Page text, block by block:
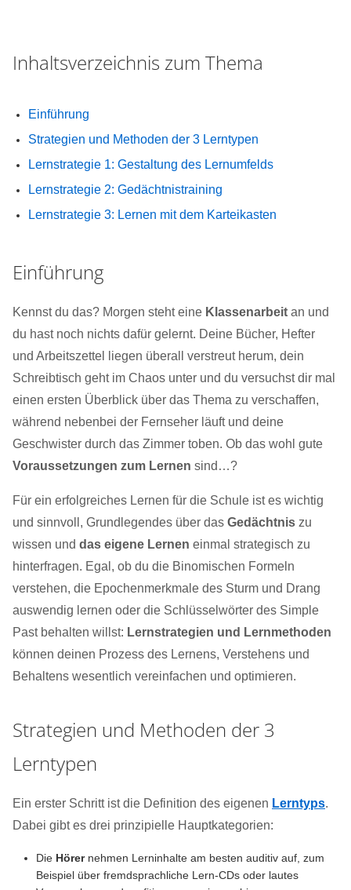
Inhaltsverzeichnis zum Thema
Einführung
Strategien und Methoden der 3 Lerntypen
Lernstrategie 1: Gestaltung des Lernumfelds
Lernstrategie 2: Gedächtnistraining
Lernstrategie 3: Lernen mit dem Karteikasten
Einführung
Kennst du das? Morgen steht eine Klassenarbeit an und
du hast noch nichts dafür gelernt. Deine Bücher, Hefter
und Arbeitszettel liegen überall verstreut herum, dein
Schreibtisch geht im Chaos unter und du versuchst dir mal
einen ersten Überblick über das Thema zu verschaffen,
während nebenbei der Fernseher läuft und deine
Geschwister durch das Zimmer toben. Ob das wohl gute
Voraussetzungen zum Lernen sind…?
Für ein erfolgreiches Lernen für die Schule ist es wichtig
und sinnvoll, Grundlegendes über das Gedächtnis zu
wissen und das eigene Lernen einmal strategisch zu
hinterfragen. Egal, ob du die Binomischen Formeln
verstehen, die Epochenmerkmale des Sturm und Drang
auswendig lernen oder die Schlüsselwörter des Simple
Past behalten willst: Lernstrategien und Lernmethoden
können deinen Prozess des Lernens, Verstehens und
Behaltens wesentlich vereinfachen und optimieren.
Strategien und Methoden der 3
Lerntypen
Ein erster Schritt ist die Definition des eigenen Lerntyps.
Dabei gibt es drei prinzipielle Hauptkategorien:
Die Hörernehmen Lerninhalte am besten auditiv auf, zum
Beispiel über fremdsprachliche Lern-CDs oder lautes